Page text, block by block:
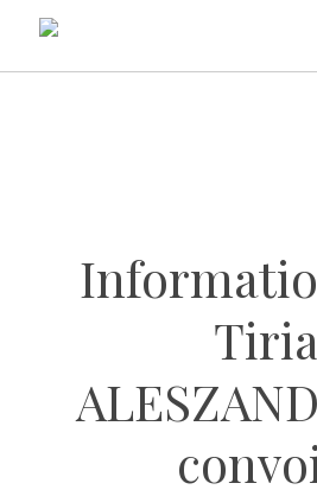
main